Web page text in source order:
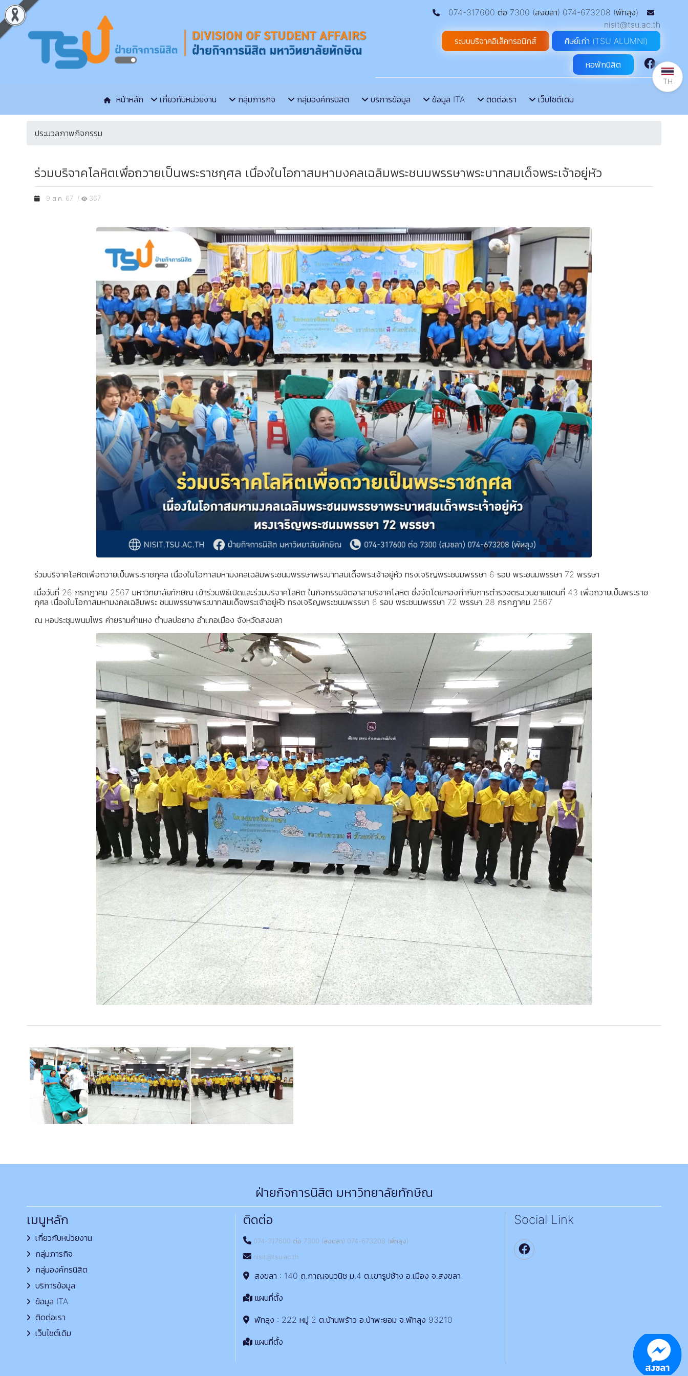
074-317600 ต่อ 7300 (สงขลา) 074-673208 (พัทลุง)
nisit@tsu.ac.th
ระบบบริจาคอิเล็คทรอนิกส์
ศิษย์เก่า (TSU ALUMNI)
หอพักนิสิต
หน้าหลัก เกี่ยวกับหน่วยงาน กลุ่มภารกิจ กลุ่มองค์กรนิสิต บริการข้อมูล ข้อมูล ITA ติดต่อเรา เว็บไซต์เดิม
ประมวลภาพกิจกรรม
ร่วมบริจาคโลหิตเพื่อถวายเป็นพระราชกุศล เนื่องในโอกาสมหามงคลเฉลิมพระชนมพรรษาพระบาทสมเด็จพระเจ้าอยู่หัว
9 ส.ค. 67 / 367
ร่วมบริจาคโลหิตเพื่อถวายเป็นพระราชกุศล เนื่องในโอกาสมหามงคลเฉลิมพระชนมพรรษาพระบาทสมเด็จพระเจ้าอยู่หัว ทรงเจริญพระชนมพรรษา 6 รอบ พระชนมพรรษา 72 พรรษา
เมื่อวันที่ 26 กรกฎาคม 2567 มหาวิทยาลัยทักษิณ เข้าร่วมพิธีเปิดและร่วมบริจาคโลหิต ในกิจกรรมจิตอาสาบริจาคโลหิต ซึ่งจัดโดยกองกำกับการตำรวจตระเวนชายแดนที่ 43 เพื่อถวายเป็นพระราช
กุศล เนื่องในโอกาสมหามงคลเฉลิมพระ ชนมพรรษาพระบาทสมเด็จพระเจ้าอยู่หัว ทรงเจริญพระชนมพรรษา 6 รอบ พระชนมพรรษา 72 พรรษา 28 กรกฎาคม 2567
ณ หอประชุมพนมไพร ค่ายรามคำแหง ตำบลบ่อยาง อำเภอเมือง จังหวัดสงขลา
ฝ่ายกิจการนิสิต มหาวิทยาลัยทักษิณ
เมนูหลัก
เกี่ยวกับหน่วยงาน
กลุ่มภารกิจ
กลุ่มองค์กรนิสิต
บริการข้อมูล
ข้อมูล ITA
ติดต่อเรา
เว็บไซต์เดิม
ติดต่อ
074-317600 ต่อ 7300 (สงขลา) 074-673208 (พัทลุง)
nisit@tsu.ac.th
สงขลา : 140 ถ.กาญจนวนิช ม.4 ต.เขารูปช้าง อ.เมือง จ.สงขลา
แผนที่ตั้ง
พัทลุง : 222 หมู่ 2 ต.บ้านพร้าว อ.ป่าพะยอม จ.พัทลุง 93210
แผนที่ตั้ง
Social Link
TH